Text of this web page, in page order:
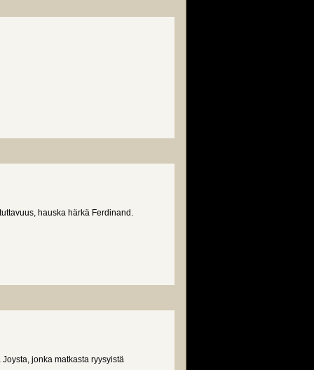
hauska härkä Ferdinand.
jonka matkasta ryysyistä